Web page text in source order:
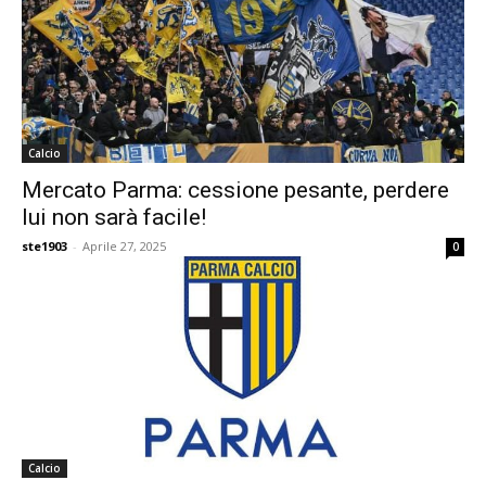
Calcio
Mercato Parma: cessione pesante, perdere
lui non sarà facile!
ste1903 - Aprile 27, 2025 0
Calcio